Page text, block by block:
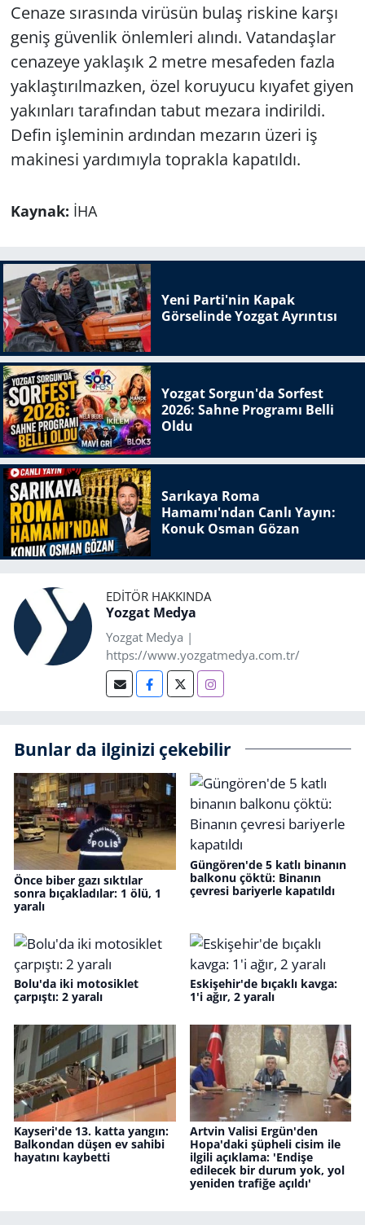
Cenaze sırasında virüsün bulaş riskine karşı
geniş güvenlik önlemleri alındı. Vatandaşlar
cenazeye yaklaşık 2 metre mesafeden fazla
yaklaştırılmazken, özel koruyucu kıyafet giyen
yakınları tarafından tabut mezara indirildi.
Defin işleminin ardından mezarın üzeri iş
makinesi yardımıyla toprakla kapatıldı.
Kaynak: İHA
Yeni Parti'nin Kapak
Görselinde Yozgat Ayrıntısı
Yozgat Sorgun'da Sorfest
2026: Sahne Programı Belli
Oldu
Sarıkaya Roma
Hamamı'ndan Canlı Yayın:
Konuk Osman Gözan
EDITÖR HAKKINDA
Yozgat Medya
Yozgat Medya |
https://www.yozgatmedya.com.tr/
Bunlar da ilginizi çekebilir
Önce biber gazı sıktılar
sonra bıçakladılar: 1 ölü, 1
yaralı
Güngören'de 5 katlı binanın
balkonu çöktü: Binanın
çevresi bariyerle kapatıldı
Bolu'da iki motosiklet
çarpıştı: 2 yaralı
Eskişehir'de bıçaklı kavga:
1'i ağır, 2 yaralı
Kayseri'de 13. katta yangın:
Balkondan düşen ev sahibi
hayatını kaybetti
Artvin Valisi Ergün'den
Hopa'daki şüpheli cisim ile
ilgili açıklama: 'Endişe
edilecek bir durum yok, yol
yeniden trafiğe açıldı'